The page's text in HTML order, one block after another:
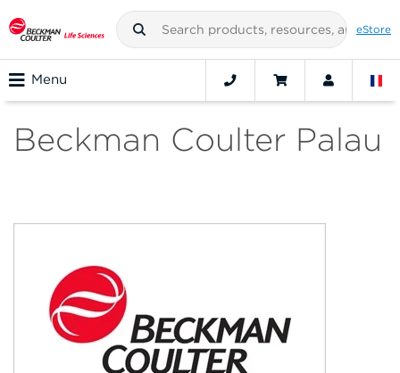
eStore
Menu
Beckman Coulter Palau